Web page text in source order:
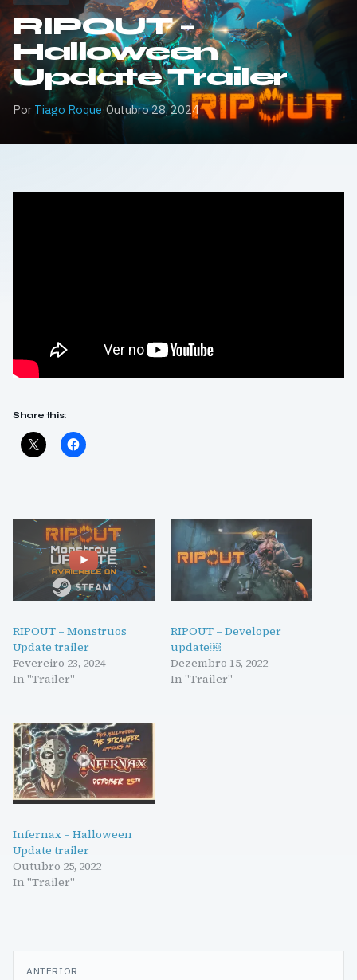
RIPOUT –
Halloween
Update Trailer
Por Tiago Roque·Outubro 28, 2024
Share this:
RIPOUT – Monstruos
Update trailer
Fevereiro 23, 2024
In "Trailer"
RIPOUT – Developer
update￼
Dezembro 15, 2022
In "Trailer"
Infernax – Halloween
Update trailer
Outubro 25, 2022
In "Trailer"
Navegação
ANTERIOR